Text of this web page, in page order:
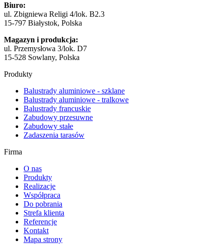
Biuro:
ul. Zbigniewa Religi 4/lok. B2.3
15-797 Białystok, Polska
Magazyn i produkcja:
ul. Przemysłowa 3/lok. D7
15-528 Sowlany, Polska
Produkty
Balustrady aluminiowe - szklane
Balustrady aluminiowe - tralkowe
Balustrady francuskie
Zabudowy przesuwne
Zabudowy stałe
Zadaszenia tarasów
Firma
O nas
Produkty
Realizacje
Współpraca
Do pobrania
Strefa klienta
Referencje
Kontakt
Mapa strony